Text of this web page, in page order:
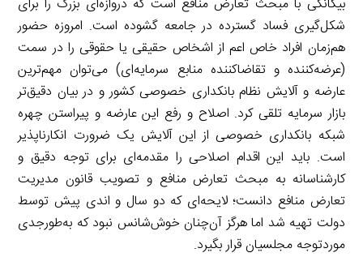
شکل‌گیری فساد گسترده در جامعه گشوده است. امروزه حضور
هم‌زمان افراد خاص اعم از اشخاص حقیقی یا حقوقی را در سمت
(عرضه‌کننده و تقاضاکننده منابع سرمایه‌ای) می‌توان مهم‌ترین
عارضه و آلایش نظام بانکداری خصوصی کشور و در بیان دقیق‌تر
بازار سرمایه تلقی کرد. اصلاح و رفع این عارضه و پیراستن چهره
شبکه بانکداری خصوصی از این آلایش یک ضرورت انکارناپذیر
است.‌ باید این اقدام اصلاحی را مقدمه‌ای برای توجه دقیق و
کارشناسانه به مبحث تعارض منافع و تصویب قانون مدیریت
تعارض منافع دانست؛ لایحه‌ای که دو سال و اندی پیش توسط
دولت تهیه شد اما هرگز آن‌چنان خوش‌شانس نبود که به‌طورجدی
موردتوجه مجلسیان قرار بگیرد.